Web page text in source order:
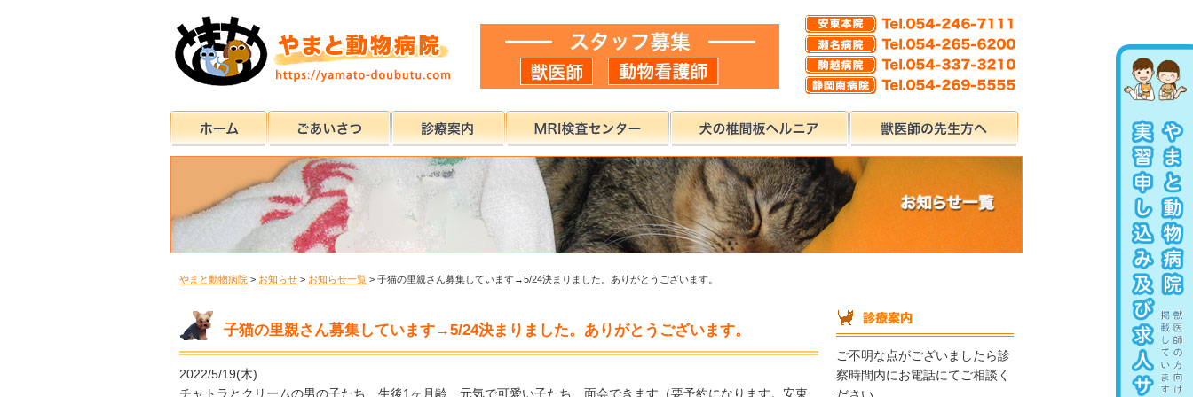
やまと動物病院 > お知らせ > お知らせ一覧 > 子猫の里親さん募集しています→5/24決まりました。ありがとうございます。
子猫の里親さん募集しています→5/24決まりました。ありがとうございます。
2022/5/19(木)
チャトラとクリームの男の子たち 生後1ヶ月齢 元気で可愛い子たち 面会できます（要予約になります。安東
ご不明な点がございましたら診
察時間内にお電話にてご相談く